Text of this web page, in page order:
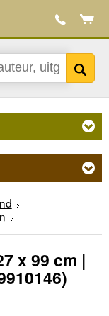
x 99 cm |